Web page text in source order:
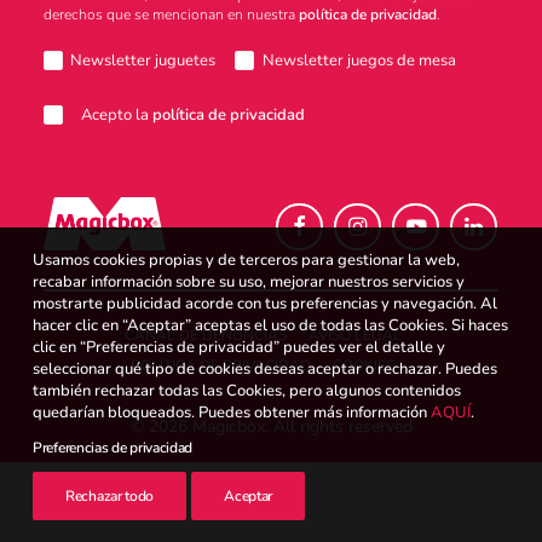
Atención al consumidor
Intranet
España
Search
derechos que se mencionan en nuestrapolítica de privacidad.
Newsletter juguetes Newsletter juegos de mesa
Acepto la política de privacidad
© 2026 Magicbox.
CANAL DE DENUNCIAS
AVISO LEGAL
POLÍTICA DE PRIVACIDAD
COOKIES
Usamos cookies propias y de terceros para gestionar la web,
recabar información sobre su uso, mejorar nuestros servicios y
mostrarte publicidad acorde con tus preferencias y navegación. Al
hacer clic en “Aceptar” aceptas el uso de todas las Cookies. Si haces
clic en “Preferencias de privacidad” puedes ver el detalle y
seleccionar qué tipo de cookies deseas aceptar o rechazar. Puedes
también rechazar todas las Cookies, pero algunos contenidos
quedarían bloqueados. Puedes obtener más informaciónAQUÍ.
Preferencias de privacidad
Rechazar todo Aceptar